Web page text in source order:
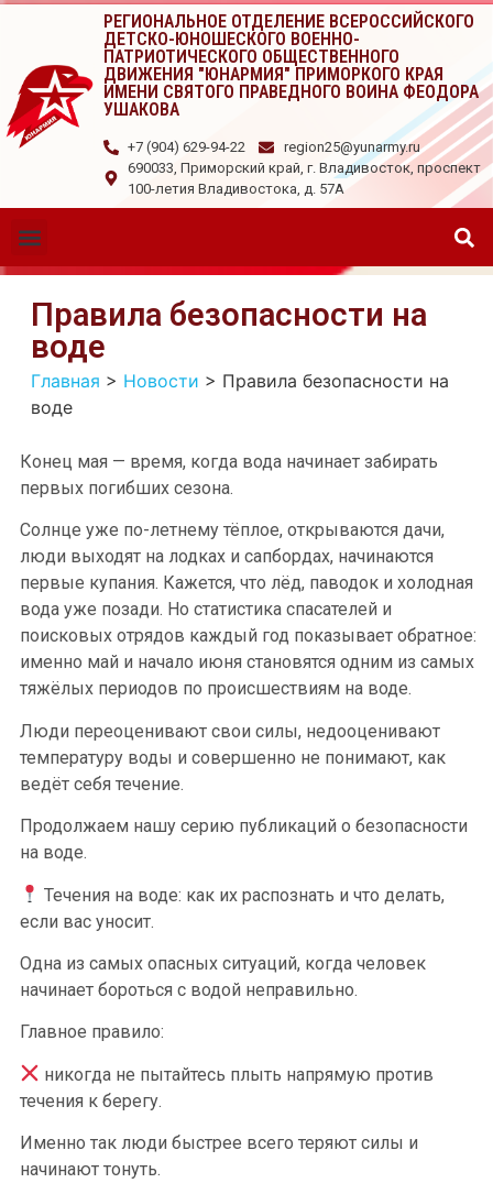
РЕГИОНАЛЬНОЕ ОТДЕЛЕНИЕ ВСЕРОССИЙСКОГО
ДЕТСКО-ЮНОШЕСКОГО ВОЕННО-
ПАТРИОТИЧЕСКОГО ОБЩЕСТВЕННОГО
ДВИЖЕНИЯ "ЮНАРМИЯ" ПРИМОРКОГО КРАЯ
ИМЕНИ СВЯТОГО ПРАВЕДНОГО ВОИНА ФЕОДОРА
УШАКОВА
+7 (904) 629-94-22
region25@yunarmy.ru
690033, Приморский край, г. Владивосток, проспект
100-летия Владивостока, д. 57А
Правила безопасности на
воде
Главная > Новости > Правила безопасности на
воде
Конец мая — время, когда вода начинает забирать
первых погибших сезона.
Солнце уже по-летнему тёплое, открываются дачи,
люди выходят на лодках и сапбордах, начинаются
первые купания. Кажется, что лёд, паводок и холодная
вода уже позади. Но статистика спасателей и
поисковых отрядов каждый год показывает обратное:
именно май и начало июня становятся одним из самых
тяжёлых периодов по происшествиям на воде.
Люди переоценивают свои силы, недооценивают
температуру воды и совершенно не понимают, как
ведёт себя течение.
Продолжаем нашу серию публикаций о безопасности
на воде.
Течения на воде: как их распознать и что делать,
если вас уносит.
Одна из самых опасных ситуаций, когда человек
начинает бороться с водой неправильно.
Главное правило:
никогда не пытайтесь плыть напрямую против
течения к берегу.
Именно так люди быстрее всего теряют силы и
начинают тонуть.